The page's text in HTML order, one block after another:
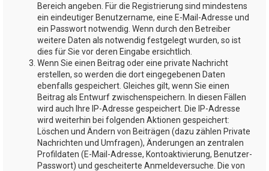
Bereich angeben. Für die Registrierung sind mindestens
ein eindeutiger Benutzername, eine E-Mail-Adresse und
ein Passwort notwendig. Wenn durch den Betreiber
weitere Daten als notwendig festgelegt wurden, so ist
dies für Sie vor deren Eingabe ersichtlich.
Wenn Sie einen Beitrag oder eine private Nachricht
erstellen, so werden die dort eingegebenen Daten
ebenfalls gespeichert. Gleiches gilt, wenn Sie einen
Beitrag als Entwurf zwischenspeichern. In diesen Fällen
wird auch Ihre IP-Adresse gespeichert. Die IP-Adresse
wird weiterhin bei folgenden Aktionen gespeichert:
Löschen und Ändern von Beiträgen (dazu zählen Private
Nachrichten und Umfragen), Änderungen an zentralen
Profildaten (E-Mail-Adresse, Kontoaktivierung, Benutzer-
Passwort) und gescheiterte Anmeldeversuche. Die von